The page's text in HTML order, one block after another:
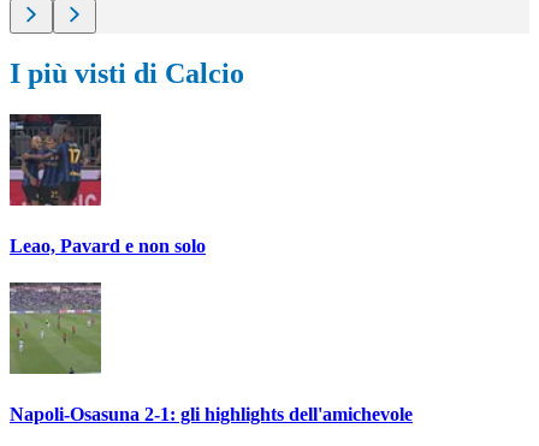
I più visti di Calcio
Leao, Pavard e non solo
Napoli-Osasuna 2-1: gli highlights dell'amichevole